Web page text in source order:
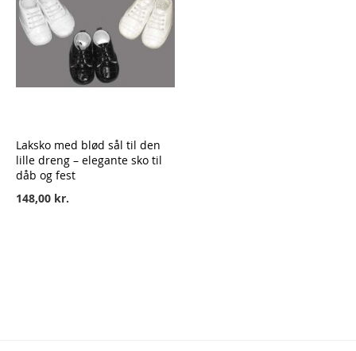
Laksko med blød sål til den
lille dreng – elegante sko til
dåb og fest
148,00 kr.